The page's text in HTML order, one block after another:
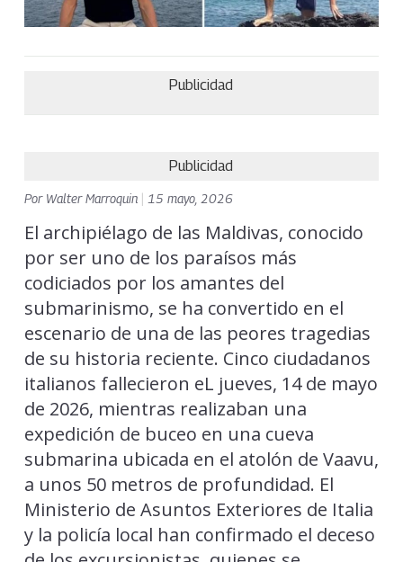
Publicidad
Publicidad
Por Walter Marroquin 15 mayo, 2026
El archipiélago de las Maldivas, conocido
por ser uno de los paraísos más
codiciados por los amantes del
submarinismo, se ha convertido en el
escenario de una de las peores tragedias
de su historia reciente. Cinco ciudadanos
italianos fallecieron eL jueves, 14 de mayo
de 2026, mientras realizaban una
expedición de buceo en una cueva
submarina ubicada en el atolón de Vaavu,
a unos 50 metros de profundidad. El
Ministerio de Asuntos Exteriores de Italia
y la policía local han confirmado el deceso